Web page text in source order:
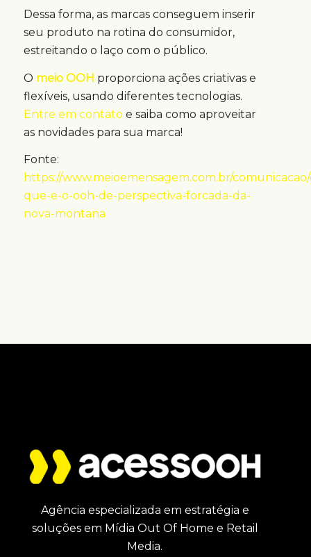
Dessa forma, as marcas conseguem inserir
seu produto na rotina do consumidor,
estreitando o laço com o público.
O meio OOH proporciona ações criativas e
flexíveis, usando diferentes tecnologias.
Entre em contato e saiba como aproveitar
as novidades para sua marca!
Fonte:
https://www.meioemensagem.com.br/
que-e-o-ooh-de-perspectiva-forcada-da-
nova-montana
Agência especializada em estratégia e
soluções em Mídia Out Of Home e Retail
Media.